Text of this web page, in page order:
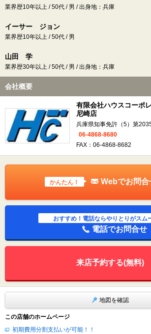
業界歴10年以上 / 50代 / 男 / 出身地：兵庫
イーサー ジョン
業界歴10年以上 / 50代 / 男
山田 学
業界歴30年以上 / 50代 / 男 / 出身地：兵庫
会社概要
有限会社ハウスコーポ
尼崎店
兵庫県知事免許（5）第
06-4868-8680
FAX：06-4868-8682
かんたん！ Webでお問合
おすすめ！電話ならやりとりがスム
電話でお問合せ
来店予約する(無料)
地図を確認
この店舗のホームページ
初期費用分割支払いが可能！！